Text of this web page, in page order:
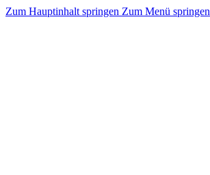
Zum Hauptinhalt springen Zum Menü springen